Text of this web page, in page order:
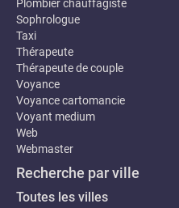
Plombier chauffagiste
Sophrologue
Taxi
Thérapeute
Thérapeute de couple
Voyance
Voyance cartomancie
Voyant medium
Web
Webmaster
Recherche par ville
Toutes les villes